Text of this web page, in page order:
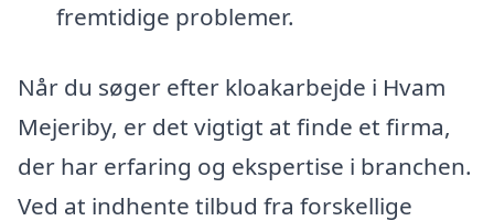
fremtidige problemer.
Når du søger efter kloakarbejde i Hvam
Mejeriby, er det vigtigt at finde et firma,
der har erfaring og ekspertise i branchen.
Ved at indhente tilbud fra forskellige